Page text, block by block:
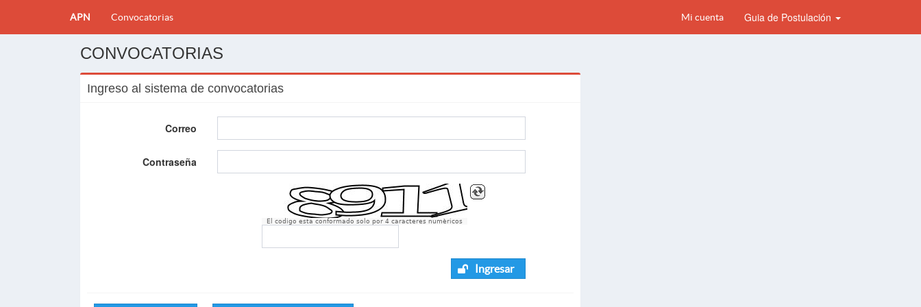
APN Convocatorias Mi cuenta Guia de Postulación
CONVOCATORIAS
Ingreso al sistema de convocatorias
Correo
Contraseña
El codigo esta conformado solo por 4 caracteres numèricos
Ingresar